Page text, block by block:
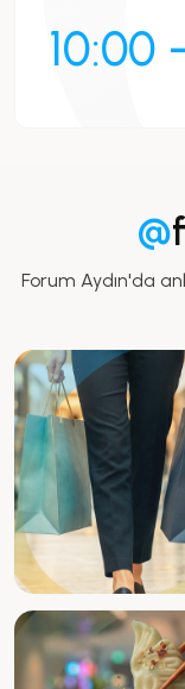
10:00
@
Forum Aydın'da